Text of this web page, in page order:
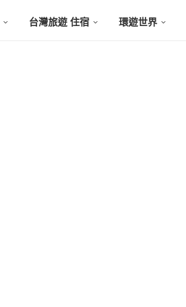
台灣旅遊 住宿 環遊世界